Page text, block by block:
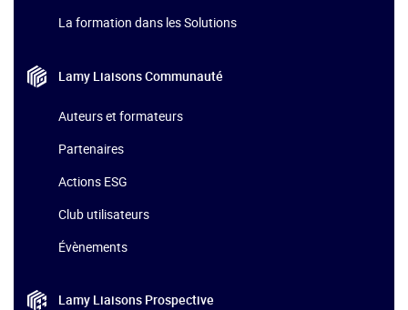
La formation dans les Solutions
Lamy LiaisonsCommunauté
Auteurs et formateurs
Partenaires
Actions ESG
Club utilisateurs
Évènements
Lamy Liaisons Prospective